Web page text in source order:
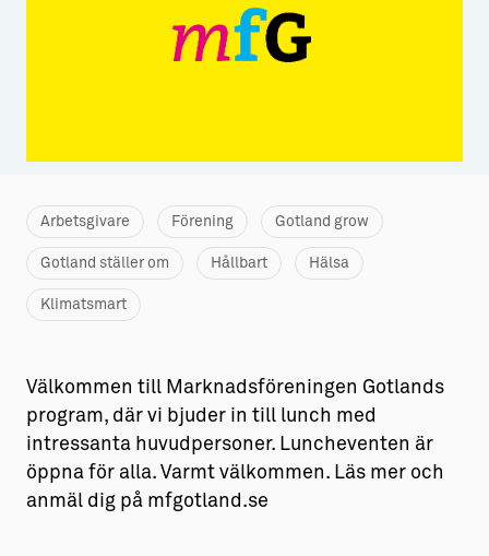
Aktiviteter
Gotlands kulturarv
Almedalsveckan
Medeltidsveckan
→ Gutamål och gotländska
→ Bygga hus
Allt om livet på Ön
→ Fritidsliv
→ Idrottsliv
→ Tonårsliv
Barn & Familj
Arbetsgivare Förening Gotland grow
Gotland ställer om Hållbart Hälsa
Klimatsmart
Välkommen till Marknadsföreningen Gotlands
program, där vi bjuder in till lunch med
intressanta huvudpersoner. Luncheventen är
öppna för alla. Varmt välkommen. Läs mer och
anmäl dig på mfgotland.se